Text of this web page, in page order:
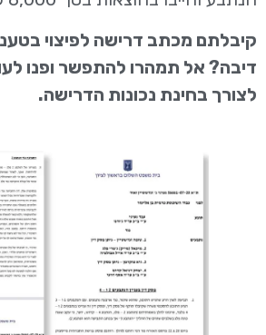
קיבלתם מכתב דרישה לפיצוי
דיבה? אל תמהרו להתפשר ופנו
לצורך בחינת נכונות הדרישה.